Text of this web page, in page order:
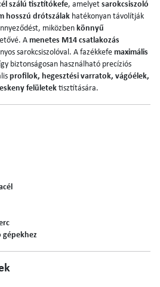
szálú tisztítókefe, amelyet sarokcsiszoló
hosszú drótszálak hatékonyan távolítják
miközben könnyű
A menetes M14 csatlakozás
sarokcsiszolóval. A fazékkefe maximális
biztonságosan használható precíziós
profilok, hegesztési varratok, vágóélek,
felületek tisztítására.
gépekhez